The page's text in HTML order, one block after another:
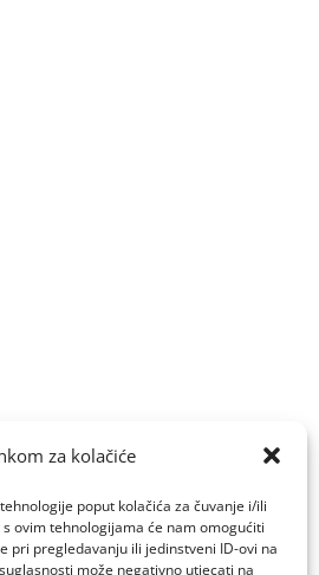
za kolačiće
poput kolačića za čuvanje i/ili
ovim tehnologijama će nam omogućiti
pri pregledavanju ili jedinstveni ID-ovi na
može negativno utjecati na